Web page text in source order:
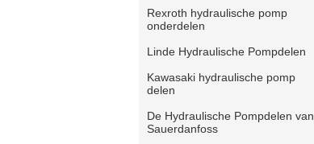
Rexroth hydraulische pomp
onderdelen
Linde Hydraulische Pompdelen
Kawasaki hydraulische pomp
delen
De Hydraulische Pompdelen van
Sauerdanfoss